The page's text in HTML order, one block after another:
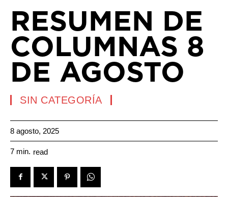
RESUMEN DE
COLUMNAS 8
DE AGOSTO
SIN CATEGORÍA
8 agosto, 2025
7 min. read